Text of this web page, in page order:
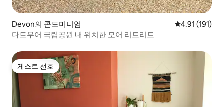
Devon의 콘도미니엄 평점 4.91점(5
4.91 (191)
다트무어 국립공원 내 위치한 모어 리트리트
게스트 선호
게스트 선호